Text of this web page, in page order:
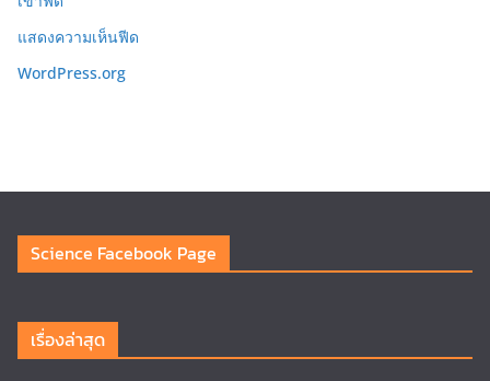
แสดงความเห็นฟีด
WordPress.org
Science Facebook Page
เรื่องล่าสุด